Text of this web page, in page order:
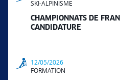
SKI-ALPINISME
CHAMPIONNATS DE
CANDIDATURE
12/05/2026
FORMATION